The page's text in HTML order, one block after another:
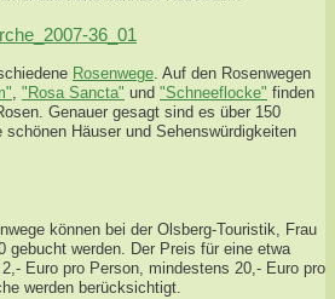
Rosenwege. Auf den Rosenwegen
, "Rosa Sancta" und "Schneeflocke" finden
Genauer gesagt sind es über 150
Häuser und Sehenswürdigkeiten
können bei der Olsberg-Touristik, Frau
gebucht werden. Der Preis für eine etwa
Euro pro Person, mindestens 20,- Euro pro
werden berücksichtigt.